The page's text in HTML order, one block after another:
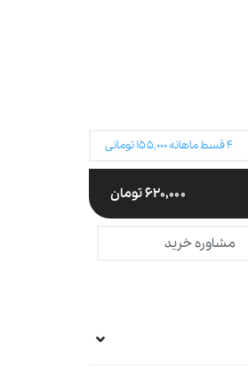
۴قسط ماهانه۱۵۵,۰۰۰تومانی
۶۲۰,۰۰۰تومان
مشاوره خرید